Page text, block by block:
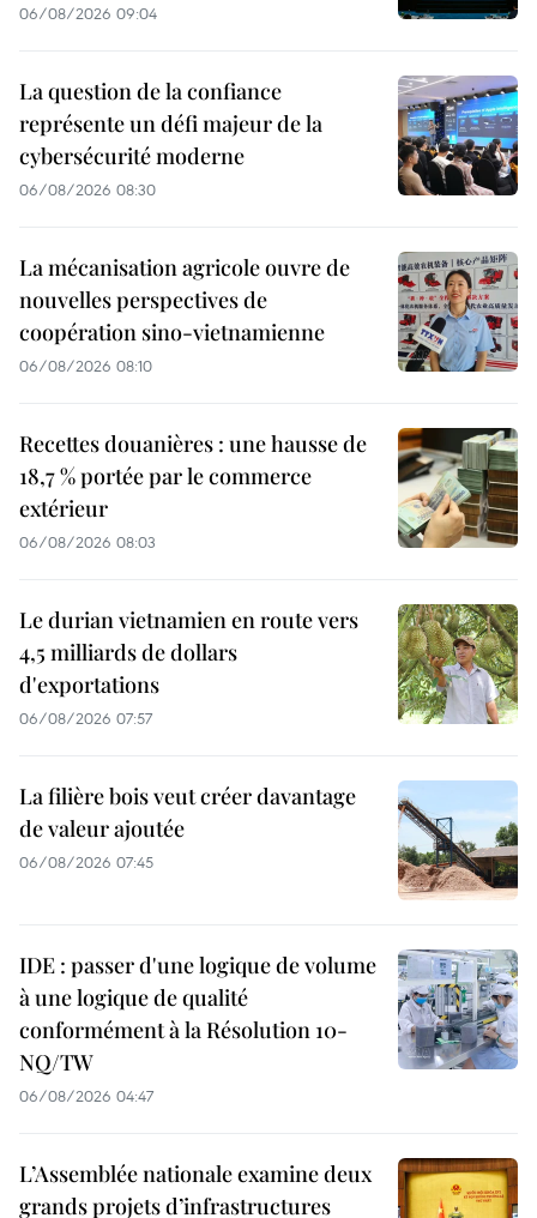
06/08/2026 09:04
La question de la confiance
représente un défi majeur de la
cybersécurité moderne
06/08/2026 08:30
La mécanisation agricole ouvre de
nouvelles perspectives de
coopération sino-vietnamienne
06/08/2026 08:10
Recettes douanières : une hausse de
18,7 % portée par le commerce
extérieur
06/08/2026 08:03
Le durian vietnamien en route vers
4,5 milliards de dollars
d'exportations
06/08/2026 07:57
La filière bois veut créer davantage
de valeur ajoutée
06/08/2026 07:45
IDE : passer d'une logique de volume
à une logique de qualité
conformément à la Résolution 10-
NQ/TW
06/08/2026 04:47
L’Assemblée nationale examine deux
grands projets d’infrastructures